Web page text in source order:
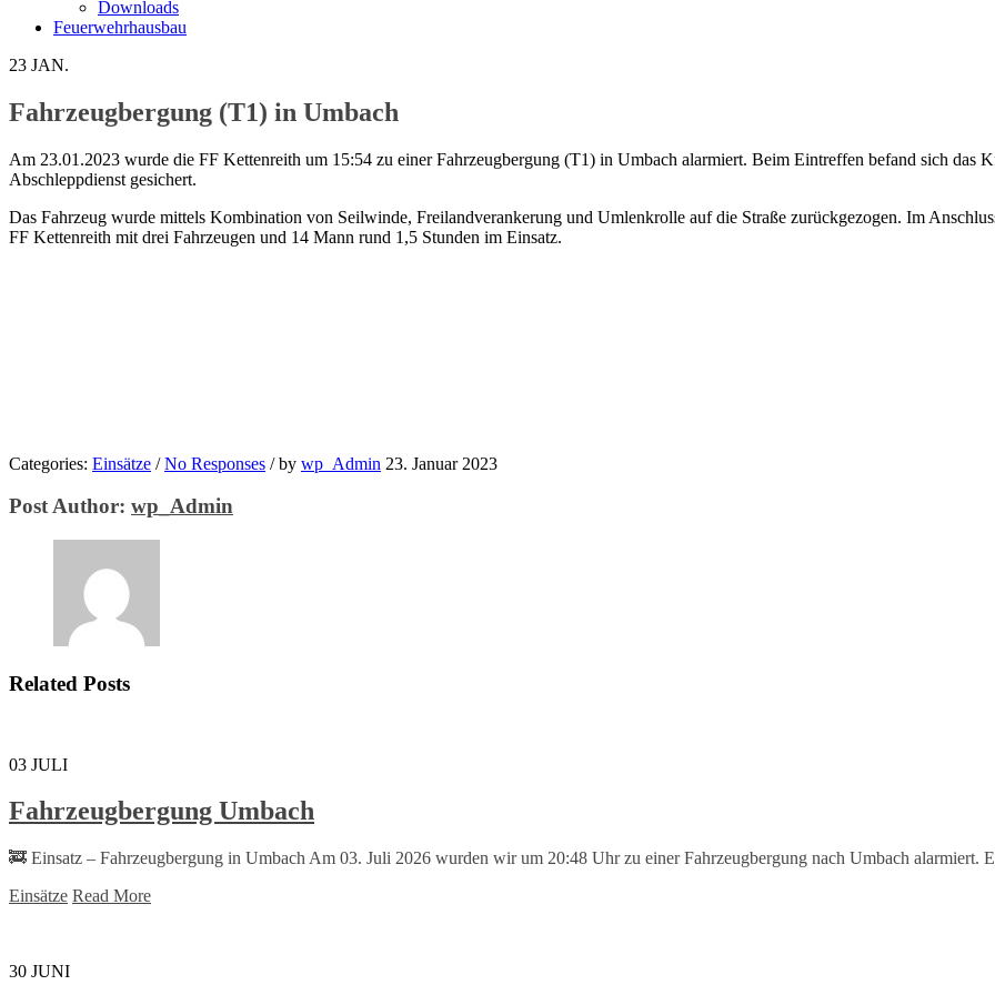
Downloads
Feuerwehrhausbau
23 JAN.
Fahrzeugbergung (T1) in Umbach
Am 23.01.2023 wurde die FF Kettenreith um 15:54 zu einer Fahrzeugbergung (T1) in Umbach alarmiert. Beim Eintreffen befand sich das
Abschleppdienst gesichert.
Das Fahrzeug wurde mittels Kombination von Seilwinde, Freilandverankerung und Umlenkrolle auf die Straße zurückgezogen. Im
FF Kettenreith mit drei Fahrzeugen und 14 Mann rund 1,5 Stunden im Einsatz.
Categories: Einsätze / No Responses /by wp_Admin 23. Januar 2023
Post Author: wp_Admin
Related Posts
03 JULI
Fahrzeugbergung Umbach
🚒 Einsatz – Fahrzeugbergung in Umbach Am 03. Juli 2026 wurden wir um 20:48 Uhr zu einer Fahrzeugbergung nach Umbach alarmiert.
Einsätze Read More
30 JUNI